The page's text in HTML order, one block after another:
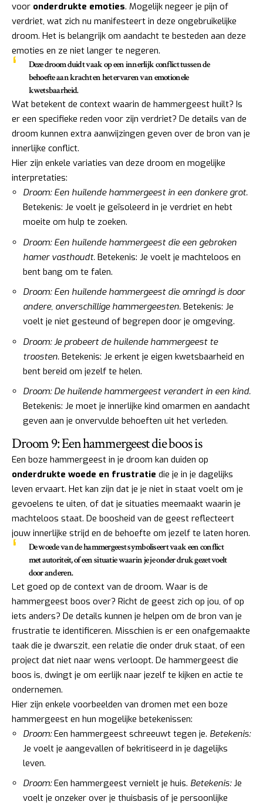
voor onderdrukte emoties. Mogelijk negeer je pijn of
verdriet, wat zich nu manifesteert in deze ongebruikelijke
droom. Het is belangrijk om aandacht te besteden aan deze
emoties en ze niet langer te negeren.
Deze droom duidt vaak op een innerlijk conflict tussen de
behoefte aan kracht en het ervaren van emotionele
kwetsbaarheid.
Wat betekent de context waarin de hammergeest huilt? Is
er een specifieke reden voor zijn verdriet? De details van de
droom kunnen extra aanwijzingen geven over de bron van je
innerlijke conflict.
Hier zijn enkele variaties van deze droom en mogelijke
interpretaties:
Droom: Een huilende hammergeest in een donkere grot.
Betekenis: Je voelt je geïsoleerd in je verdriet en hebt
moeite om hulp te zoeken.
Droom: Een huilende hammergeest die een gebroken
hamer vasthoudt. Betekenis: Je voelt je machteloos en
bent bang om te falen.
Droom: Een huilende hammergeest die omringd is door
andere, onverschillige hammergeesten. Betekenis: Je
voelt je niet gesteund of begrepen door je omgeving.
Droom: Je probeert de huilende hammergeest te
troosten. Betekenis: Je erkent je eigen kwetsbaarheid en
bent bereid om jezelf te helen.
Droom: De huilende hammergeest verandert in een kind.
Betekenis: Je moet je innerlijke kind omarmen en aandacht
geven aan je onvervulde behoeften uit het verleden.
Droom 9: Een hammergeest die boos is
Een boze hammergeest in je droom kan duiden op
onderdrukte woede en frustratie die je in je dagelijks
leven ervaart. Het kan zijn dat je je niet in staat voelt om je
gevoelens te uiten, of dat je situaties meemaakt waarin je
machteloos staat. De boosheid van de geest reflecteert
jouw innerlijke strijd en de behoefte om jezelf te laten horen.
De woede van de hammergeest symboliseert vaak een conflict
met autoriteit, of een situatie waarin je je onder druk gezet voelt
door anderen.
Let goed op de context van de droom. Waar is de
hammergeest boos over? Richt de geest zich op jou, of op
iets anders? De details kunnen je helpen om de bron van je
frustratie te identificeren. Misschien is er een onafgemaakte
taak die je dwarszit, een relatie die onder druk staat, of een
project dat niet naar wens verloopt. De hammergeest die
boos is, dwingt je om eerlijk naar jezelf te kijken en actie te
ondernemen.
Hier zijn enkele voorbeelden van dromen met een boze
hammergeest en hun mogelijke betekenissen:
Droom:Een hammergeest schreeuwt tegen je. Betekenis:
Je voelt je aangevallen of bekritiseerd in je dagelijks
leven.
Droom:Een hammergeest vernielt je huis. Betekenis:Je
voelt je onzeker over je thuisbasis of je persoonlijke